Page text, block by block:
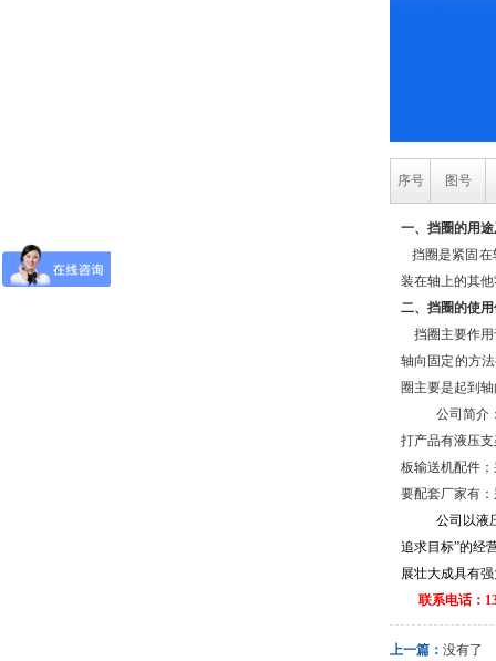
序号 图号
一、挡圈的用
挡圈是紧固在
装在轴上的其
二、挡圈的使
挡圈主要作用
轴向固定的方
圈主要是起到
公司简介
打产品有液压
板输送机配件
要配套厂家有
公司以液
追求目标”的经
展壮大成具有
联系电话：
上一篇： 没有了